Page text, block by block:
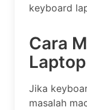
keyboard
Cara
Jika
masalah